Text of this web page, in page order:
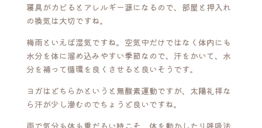
寝具がカビるとアレルギー源になるので、部屋と押入れ
の換気は大切ですね。
梅雨といえば湿気ですね。空気中だけではなく体内にも
水分を体に溜め込みやすい季節なので、汗をかいて、水
分を補って循環を良くさせると良いそうです。
ヨガはどちらかというと無酸素運動ですが、太陽礼拝な
ら汗が少し滲むのでちょうど良いですね。
雨で気分も体も重だるい時こそ、体を動かしたり呼吸法